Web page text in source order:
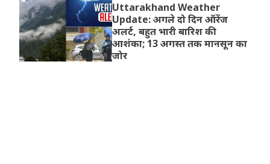
Uttarakhand Weather
Update: अगले दो दिन ऑरेंज
अलर्ट, बहुत भारी बारिश की
आशंका; 13 अगस्त तक मानसून का
जोर